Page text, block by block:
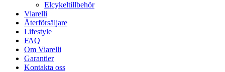
Elcykeltillbehör
Viarelli
Återförsäljare
Lifestyle
FAQ
Om Viarelli
Garantier
Kontakta oss